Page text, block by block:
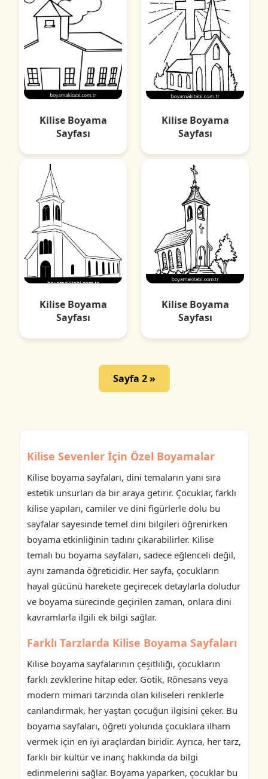
Kilise Boyama
Sayfası
Kilise Boyama
Sayfası
Kilise Boyama
Sayfası
Kilise Boyama
Sayfası
Sayfa 2 »
Kilise Sevenler İçin Özel Boyamalar
Kilise boyama sayfaları, dini temaların yanı sıra
estetik unsurları da bir araya getirir. Çocuklar, farklı
kilise yapıları, camiler ve dini figürlerle dolu bu
sayfalar sayesinde temel dini bilgileri öğrenirken
boyama etkinliğinin tadını çıkarabilirler. Kilise
temalı bu boyama sayfaları, sadece eğlenceli değil,
aynı zamanda öğreticidir. Her sayfa, çocukların
hayal gücünü harekete geçirecek detaylarla doludur
ve boyama sürecinde geçirilen zaman, onlara dini
kavramlarla ilgili ek bilgi sağlar.
Farklı Tarzlarda Kilise Boyama Sayfaları
Kilise boyama sayfalarının çeşitliliği, çocukların
farklı zevklerine hitap eder. Gotik, Rönesans veya
modern mimari tarzında olan kiliseleri renklerle
canlandırmak, her yaştan çocuğun ilgisini çeker. Bu
boyama sayfaları, öğreti yolunda çocuklara ilham
vermek için en iyi araçlardan biridir. Ayrıca, her tarz,
farklı bir kültür ve inanç hakkında da bilgi
edinmelerini sağlar. Boyama yaparken, çocuklar bu